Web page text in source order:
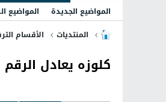
المواضيع الجديدة
المواضيع
المنتديات
الأقسام
كلوزه يعادل الرقم